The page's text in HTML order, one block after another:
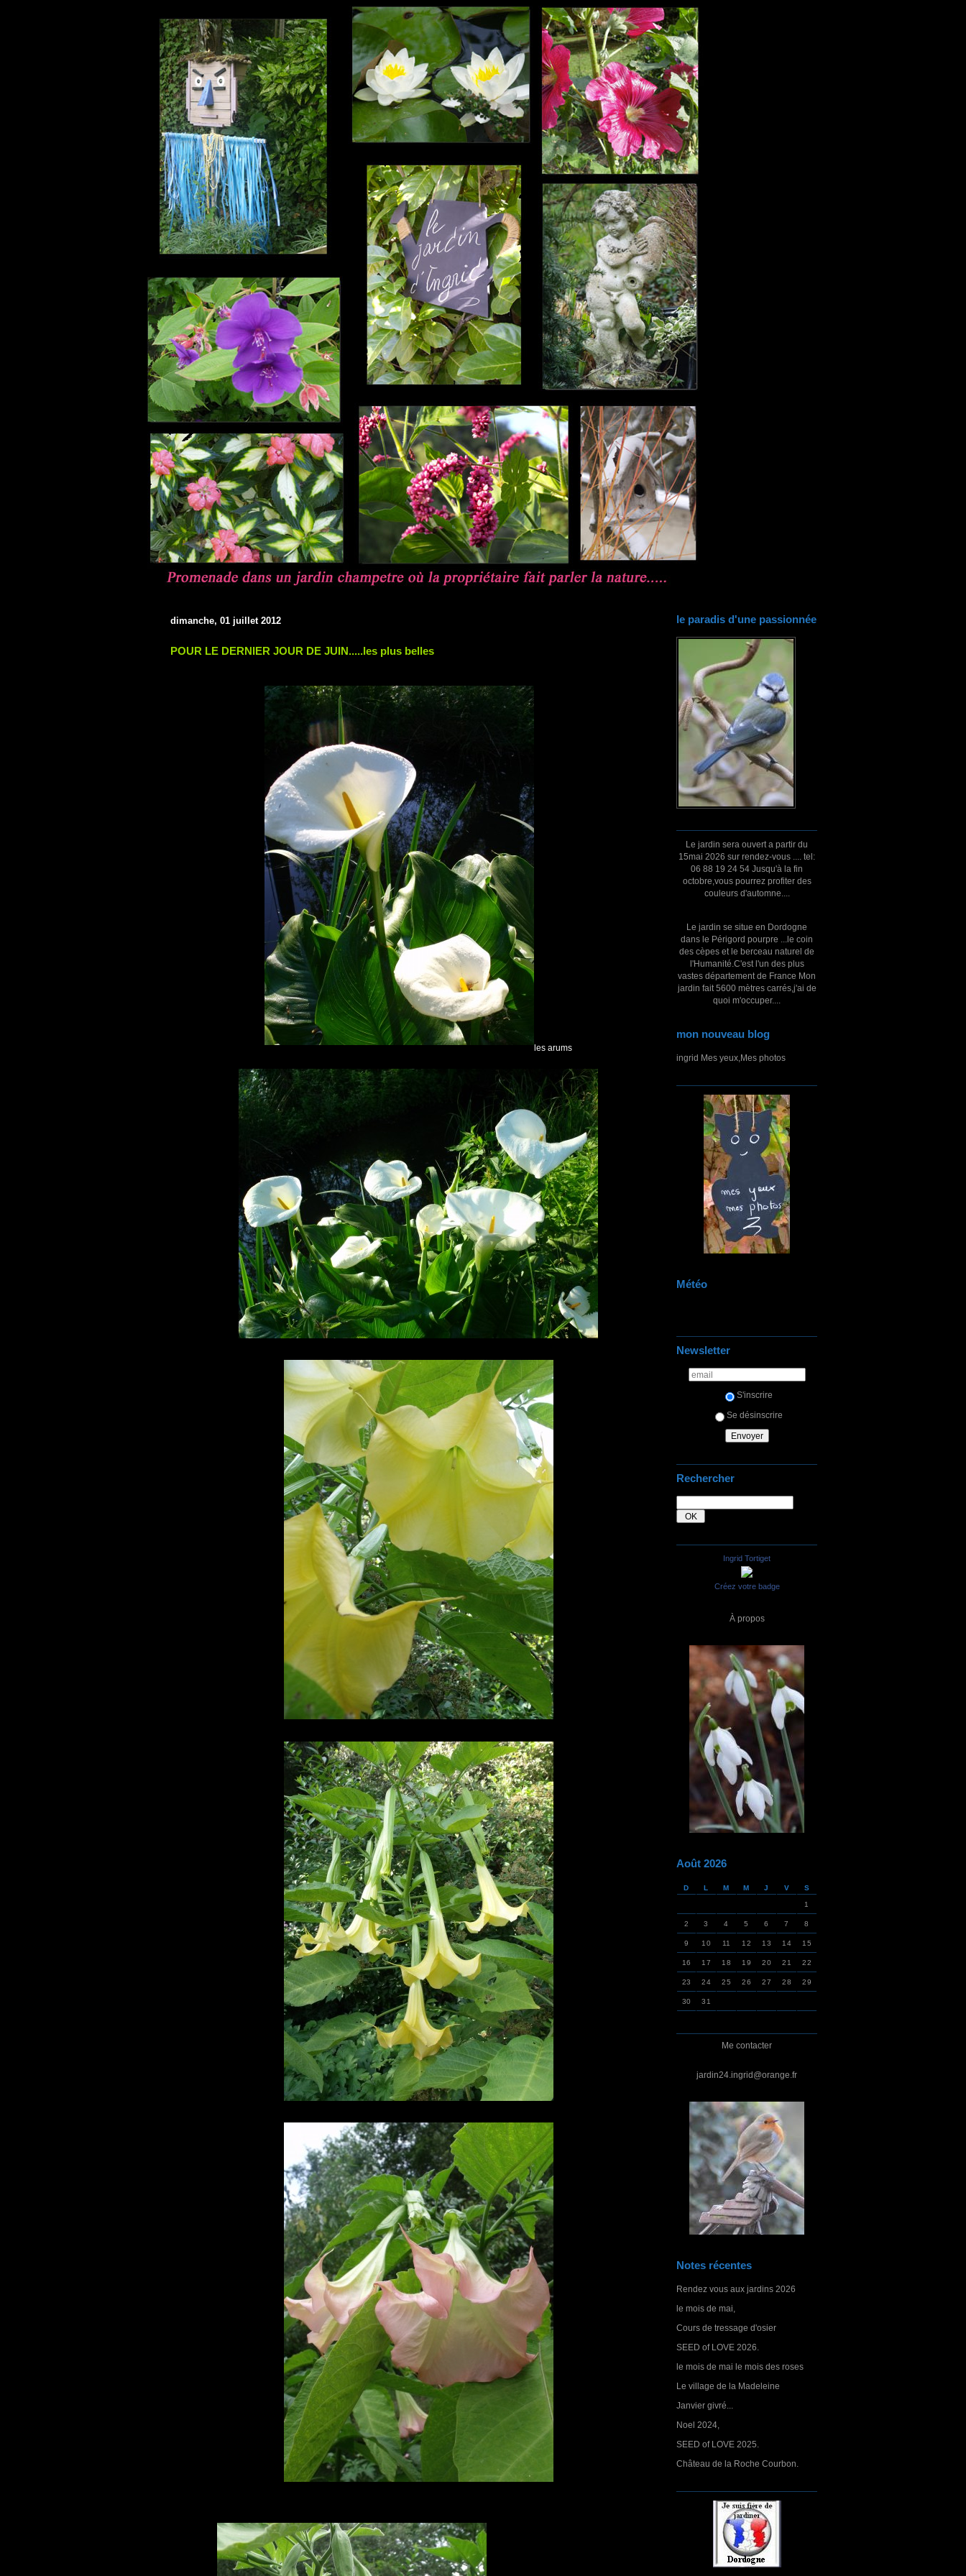
le paradis d'une passionnée
Le jardin sera ouvert a partir du
15mai 2026 sur rendez-vous .... tel:
06 88 19 24 54 Jusqu'à la fin
octobre,vous pourrez profiter des
couleurs d'automne....
Le jardin se situe en Dordogne
dans le Périgord pourpre ...le coin
des cèpes et le berceau naturel de
l'Humanité.C'est l'un des plus
vastes département de France Mon
jardin fait 5600 mètres carrés,j'ai de
quoi m'occuper....
mon nouveau blog
ingrid Mes yeux,Mes photos
Météo
Newsletter
S'inscrire
Se désinscrire
Rechercher
Ingrid Tortiget
Créez votre badge
À propos
Août 2026
D L M M J V S
1
2 3 4 5 6 7 8
9 10 11 12 13 14 15
16 17 18 19 20 21 22
23 24 25 26 27 28 29
30 31
Me contacter
jardin24.ingrid@orange.fr
Notes récentes
Rendez vous aux jardins 2026
le mois de mai,
Cours de tressage d'osier
SEED of LOVE 2026.
le mois de mai le mois des roses
Le village de la Madeleine
Janvier givré...
Noel 2024,
SEED of LOVE 2025.
Château de la Roche Courbon.
dimanche, 01 juillet 2012
POUR LE DERNIER JOUR DE JUIN.....les plus belles
les arums